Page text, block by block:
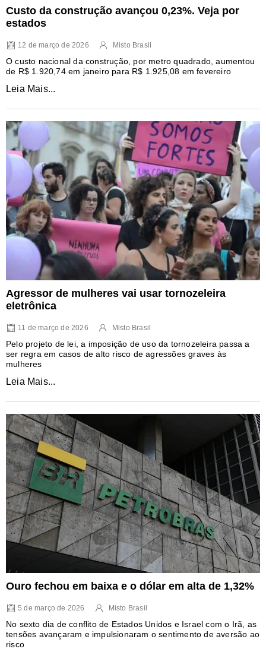
Custo da construção avançou 0,23%. Veja por
estados
12 de março de 2026 Misto Brasil
O custo nacional da construção, por metro quadrado, aumentou
de R$ 1.920,74 em janeiro para R$ 1.925,08 em fevereiro
Leia Mais...
Agressor de mulheres vai usar tornozeleira
eletrônica
11 de março de 2026 Misto Brasil
Pelo projeto de lei, a imposição de uso da tornozeleira passa a
ser regra em casos de alto risco de agressões graves às
mulheres
Leia Mais...
Ouro fechou em baixa e o dólar em alta de 1,32%
5 de março de 2026 Misto Brasil
No sexto dia de conflito de Estados Unidos e Israel com o Irã, as
tensões avançaram e impulsionaram o sentimento de aversão ao
risco